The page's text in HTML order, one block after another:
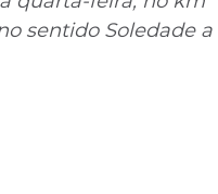
sentido Soledade a